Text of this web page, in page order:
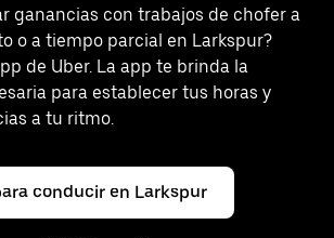
ganancias con trabajos de chofer a
o a tiempo parcial en Larkspur?
de Uber. La app te brinda la
para establecer tus horas y
a tu ritmo.
conducir en Larkspur